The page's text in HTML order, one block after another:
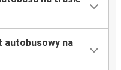
autobusowy na